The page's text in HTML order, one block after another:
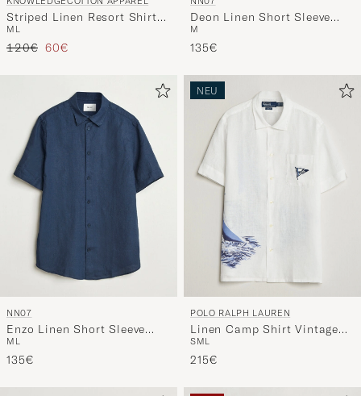
Striped Linen Resort Shirt
Grey
M L
Regulärer Preis
120€ Reduzierter Preis
60€
Deon Linen Short Sleeve
Shirt White
M
135€
NN07
Enzo Linen Short Sleeve
Shirt Navy Blue
M L
135€
NEU
POLO RALPH LAUREN
Linen Camp Shirt Vintage
Nautical Sail
SML
215€